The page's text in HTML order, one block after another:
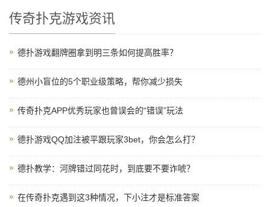
传奇扑克游戏资讯
德扑游戏翻牌圈拿到明三条如何提高胜率？
德州小盲位的5个职业级策略，帮你减少损失
传奇扑克APP优秀玩家也曾误会的“错误”玩法
德扑游戏QQ加注被平跟玩家3bet，你会怎么打？
德扑教学：河牌错过同花时，到底要不要诈唬？
在传奇扑克遇到这3种情况，下小注才是标准答案